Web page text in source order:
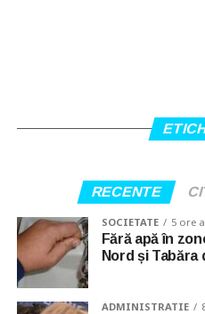
RECENTE
SOCIETATE 5 ore
Fără apă în
Nord și Tabăra
ADMINISTRATIE